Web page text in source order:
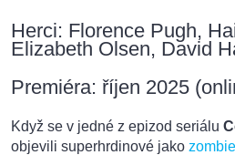
Herci: Florence Pugh,
Elizabeth Olsen, David
Premiéra: říjen 2025
Když se v jedné z epizod seriálu
objevili superhrdinové jako zombie